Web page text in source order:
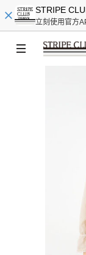
STRIPE
立刻使用官方